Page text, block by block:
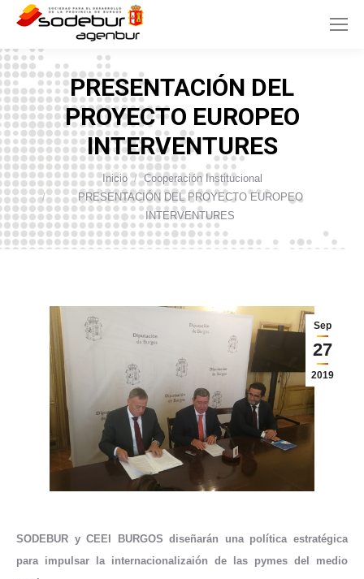
PRESENTACIÓN DEL
PROYECTO EUROPEO
INTERVENTURES
Estás aquí: Inicio
Cooperación Institucional
PRESENTACIÓN DEL PROYECTO EUROPEO
INTERVENTURES
Sep
27
2019
SODEBUR y CEEI BURGOS diseñarán una política estratégica
para impulsar la internacionalizaión de las pymes del medio